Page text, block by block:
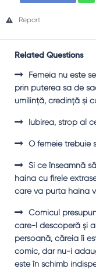
Report
Related Questions
Femeia nu este
prin puterea sa de
umilinţă, credinţă şi
Iubirea, strop al
O femeie trebuie
Şi ce înseamnă
haina cu firele
care va purta haina
Comicul
care-l descoperă şi
persoană, căreia îi
comic, dar nu-i
este în schimb